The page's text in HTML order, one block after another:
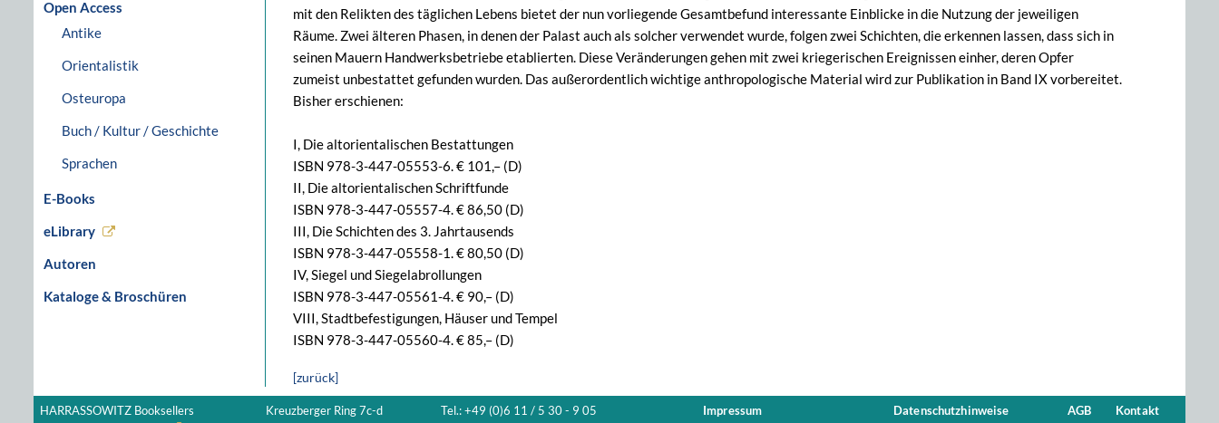
Open Access
Antike
Orientalistik
Osteuropa
Buch / Kultur / Geschichte
Sprachen
E-Books
eLibrary
Autoren
Kataloge & Broschüren
mit den Relikten des täglichen Lebens bietet der nun vorliegende Gesamtbefund interessante Einblicke in die Nutzung der jeweiligen
Räume. Zwei älteren Phasen, in denen der Palast auch als solcher verwendet wurde, folgen zwei Schichten, die erkennen lassen, dass sich in
seinen Mauern Handwerksbetriebe etablierten. Diese Veränderungen gehen mit zwei kriegerischen Ereignissen einher, deren Opfer
zumeist unbestattet gefunden wurden. Das außerordentlich wichtige anthropologische Material wird zur Publikation in Band IX vorbereitet.
Bisher erschienen:
I, Die altorientalischen Bestattungen
ISBN 978-3-447-05553-6. € 101,– (D)
II, Die altorientalischen Schriftfunde
ISBN 978-3-447-05557-4. € 86,50 (D)
III, Die Schichten des 3. Jahrtausends
ISBN 978-3-447-05558-1. € 80,50 (D)
IV, Siegel und Siegelabrollungen
ISBN 978-3-447-05561-4. € 90,– (D)
VIII, Stadtbefestigungen, Häuser und Tempel
ISBN 978-3-447-05560-4. € 85,– (D)
[zurück]
HARRASSOWITZ Booksellers
Kreuzberger Ring 7c-d
Tel.: +49 (0)6 11 / 5 30 - 9 05
Impressum
Datenschutzhinweise
AGB Kontakt